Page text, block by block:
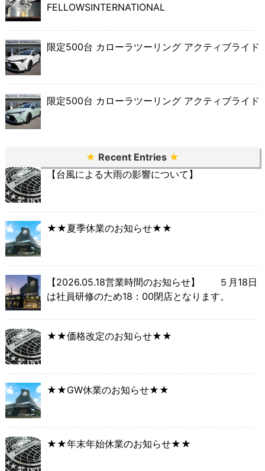
FELLOWSINTERNATIONAL
限定500台 カローラツーリング アクティブライド
限定500台 カローラツーリング アクティブライド
★ Recent Entries ★
【台風による大雨の影響について】
★★夏季休業のお知らせ★★
【2026.05.18営業時間のお知らせ】 ５月18日
は社員研修のため18：00閉店となります。
★★価格改定のお知らせ★★
★★GW休業のお知らせ★★
★★年末年始休業のお知らせ★★